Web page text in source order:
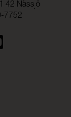
42 Nässjö
7752